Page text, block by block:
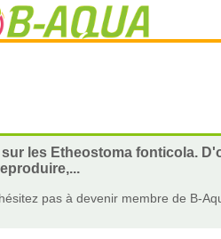
les Etheostoma fonticola.
pas à devenir membre de B-